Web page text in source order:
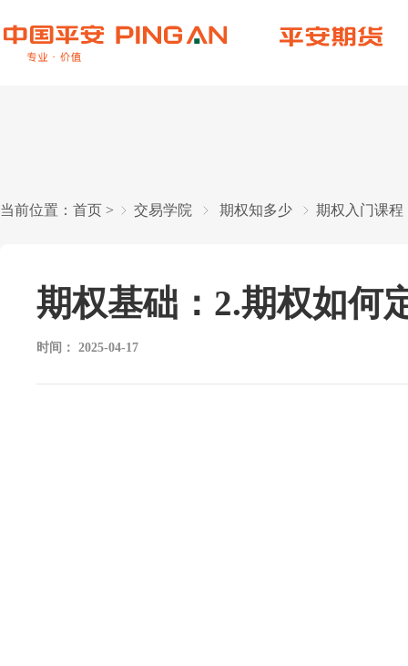
当前位置： 首页 > 交易学院 期权知多少 期权入门课程
期权基础：2.期权如何
时间： 2025-04-17